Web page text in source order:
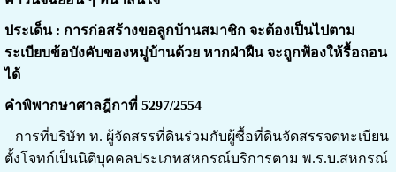
ประเด็น : การก่อสร้างขอลูกบ้านสมาชิก จะต้องเป็นไปตาม
ระเบียบข้อบังคับของหมู่บ้านด้วย หากฝ่าฝืน จะถูกฟ้องให้รื้อถอน
ได้
คำพิพากษาศาลฎีกาที่ 5297/2554
การที่บริษัท ท. ผู้จัดสรรที่ดินร่วมกับผู้ซื้อที่ดินจัดสรรจดทะเบียน
ตั้งโจทก์เป็นนิติบุคคลประเภทสหกรณ์บริการตาม พ.ร.บ.สหกรณ์